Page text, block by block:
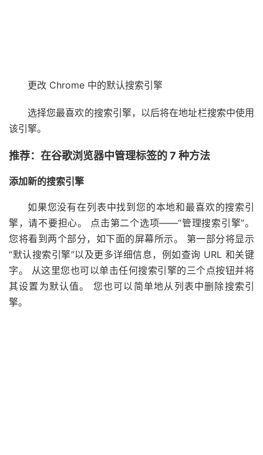
更改 Chrome 中的默认搜索引擎
选择您最喜欢的搜索引擎，以后将在地址栏搜索中使用
该引擎。
推荐：在谷歌浏览器中管理标签的 7 种方法
添加新的搜索引擎
如果您没有在列表中找到您的本地和最喜欢的搜索引
擎，请不要担心。 点击第二个选项——“管理搜索引擎”。
您将看到两个部分，如下面的屏幕所示。 第一部分将显示
“默认搜索引擎”以及更多详细信息，例如查询 URL 和关键
字。 从这里您也可以单击任何搜索引擎的三个点按钮并将
其设置为默认值。 您也可以简单地从列表中删除搜索引
擎。